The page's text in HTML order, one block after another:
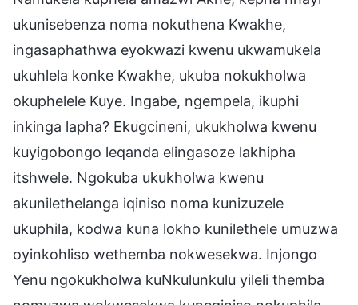
ukunisebenza noma nokuthena Kwakhe,
ingasaphathwa eyokwazi kwenu ukwamukela
ukuhlela konke Kwakhe, ukuba nokukholwa
okuphelele Kuye. Ingabe, ngempela, ikuphi
inkinga lapha? Ekugcineni, ukukholwa kwenu
kuyigobongo leqanda elingasoze lakhipha
itshwele. Ngokuba ukukholwa kwenu
akunilethelanga iqiniso noma kunizuzele
ukuphila, kodwa kuna lokho kunilethele umuzwa
oyinkohliso wethemba nokwesekwa. Injongo
Yenu ngokukholwa kuNkulunkulu yileli themba